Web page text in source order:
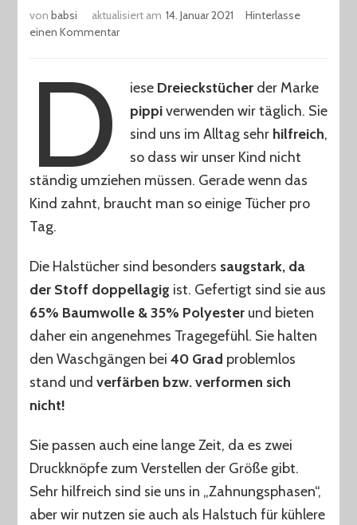
vonbabsi aktualisiert am 14. Januar 2021
Hinterlasse
einen Kommentarzu
pippi
D iese Dreieckstücherder Marke
pippiverwenden wir täglich. Sie
sind uns im Alltag sehr hilfreich,
so dass wir unser Kind nicht
ständig umziehen müssen. Gerade wenn das
Kind zahnt, braucht man so einige Tücher pro
Tag.
Die Halstücher sind besonders saugstark, da
der Stoff doppellagig ist. Gefertigt sind sie aus
65% Baumwolle & 35% Polyester und bieten
daher ein angenehmes Tragegefühl. Sie halten
den Waschgängen bei40 Grad problemlos
stand undverfärben bzw. verformen sich
nicht!
Sie passen auch eine lange Zeit, da es zwei
Druckknöpfe zum Verstellen der Größe gibt.
Sehr hilfreich sind sie uns in „Zahnungsphasen“,
aber wir nutzen sie auch als Halstuch für kühlere